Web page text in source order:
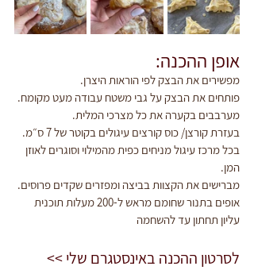
אופן ההכנה:
מפשירים את הבצק לפי הוראות היצרן.
פותחים את הבצק על גבי משטח עבודה מעט מקומח.
מערבבים בקערה את כל מצרכי המלית.
בעזרת קורצן/ כוס קורצים עיגולים בקוטר של 7 ס״מ.
בכל מרכז עיגול מניחים כפית מהמילוי וסוגרים לאוזן
המן.
מברישים את הקצוות בביצה ומפזרים שקדים פרוסים.
אופים בתנור שחומם מראש ל-200 מעלות תוכנית
עליון תחתון עד להשחמה
לסרטון ההכנה באינסטגרם שלי >>